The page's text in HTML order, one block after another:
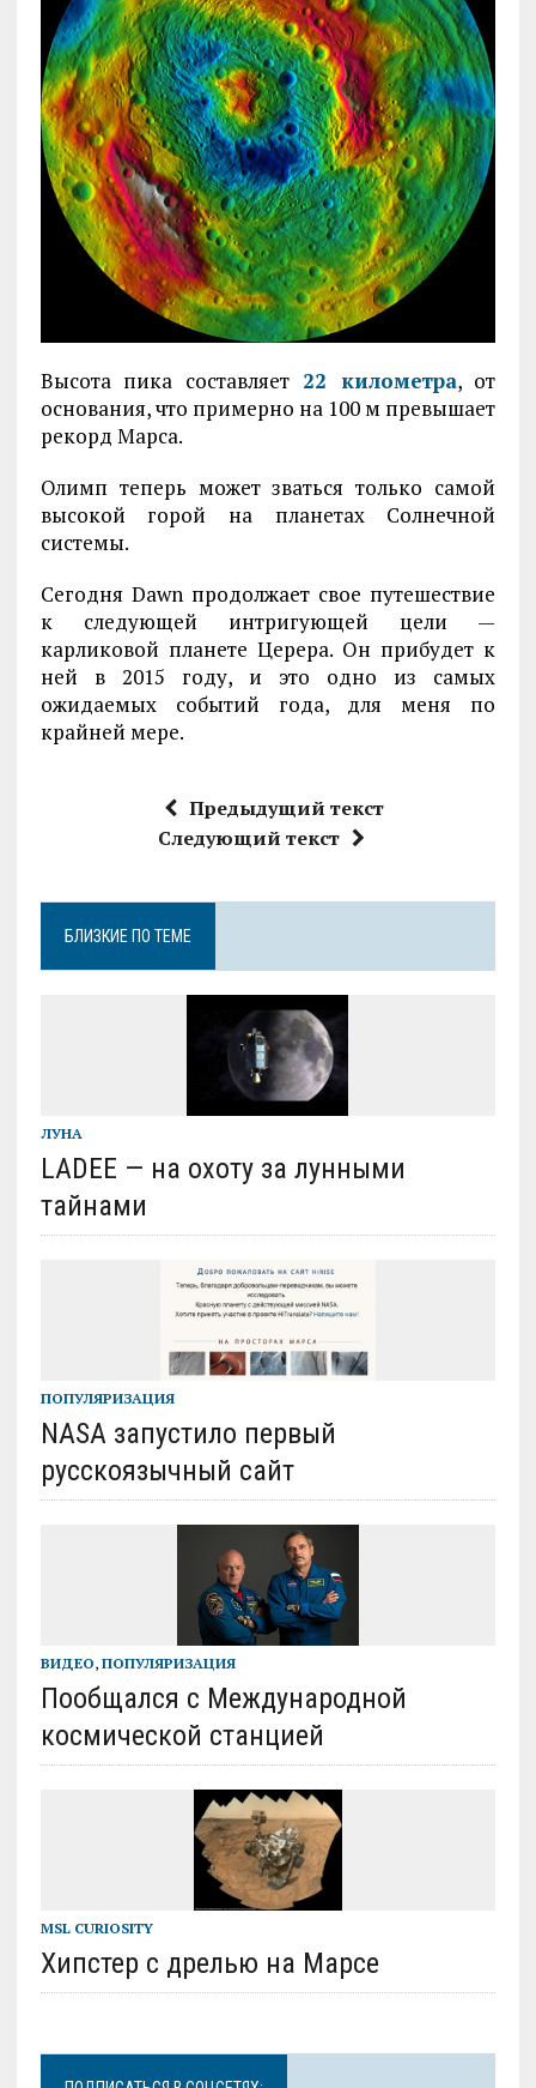
Высота пика составляет 22 километра, от
основания, что примерно на 100 м превышает
рекорд Марса.
Олимп теперь может зваться только самой
высокой горой на планетах Солнечной
системы.
Сегодня Dawn продолжает свое путешествие
к следующей интригующей цели —
карликовой планете Церера. Он прибудет к
ней в 2015 году, и это одно из самых
ожидаемых событий года, для меня по
крайней мере.
Предыдущий текст
Следующий текст
БЛИЗКИЕ ПО ТЕМЕ
ЛУНА
LADEE — на охоту за лунными
тайнами
ПОПУЛЯРИЗАЦИЯ
NASA запустило первый
русскоязычный сайт
ВИДЕО, ПОПУЛЯРИЗАЦИЯ
Пообщался с Международной
космической станцией
MSL CURIOSITY
Хипстер с дрелью на Марсе